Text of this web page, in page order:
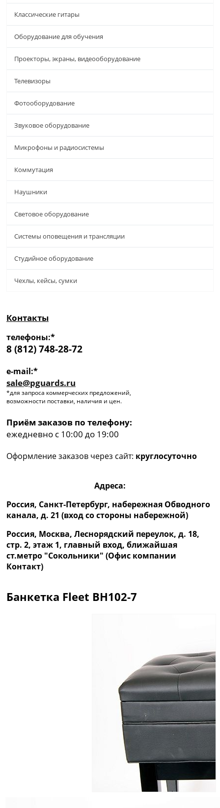
Классические гитары
Оборудование для обучения
Проекторы, экраны, видеооборудование
Телевизоры
Фотооборудование
Звуковое оборудование
Микрофоны и радиосистемы
Коммутация
Наушники
Световое оборудование
Системы оповещения и трансляции
Студийное оборудование
Чехлы, кейсы, сумки
Контакты
телефоны:*
8 (812) 748-28-72
e-mail:*
sale@pguards.ru
*для запроса коммерческих предложений,
возможности поставки, наличия и цен.
Приём заказов по телефону:
ежедневно с 10:00 до 19:00
Оформление заказов через сайт: круглосуточно
Адреса:
Россия, Санкт-Петербург, набережная Обводного
канала, д. 21 (вход со стороны набережной)
Россия, Москва, Леснорядский переулок, д. 18,
стр. 2, этаж 1, главный вход, ближайшая
ст.метро "Сокольники" (Офис компании
Контакт)
Банкетка Fleet BH102-7